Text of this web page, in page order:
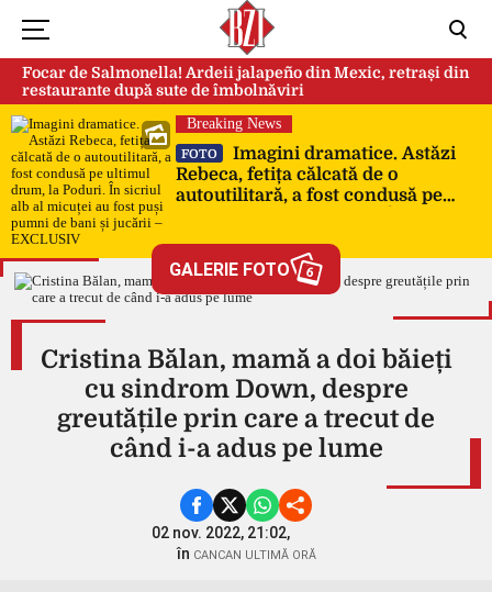
Focar de Salmonella! Ardeii jalapeño din Mexic, retrași din
restaurante după sute de îmbolnăviri
Breaking News
FOTO
Imagini dramatice. Astăzi
Rebeca, fetița călcată de o
autoutilitară, a fost condusă pe
de bani și jucării – EXCLUSIV
GALERIE FOTO 6
Cristina Bălan, mamă a doi băieți
cu sindrom Down, despre
greutățile prin care a trecut de
când i-a adus pe lume
02 nov. 2022, 21:02,
în CANCAN ULTIMĂ ORĂ